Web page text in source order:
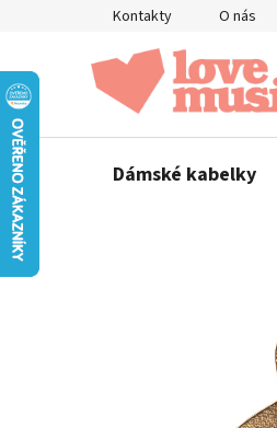
Kontakty O nás
Dámské kabelky